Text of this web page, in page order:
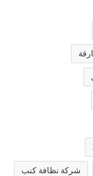
شركة نظافة كنب